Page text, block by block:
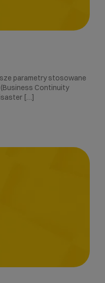
parametry stosowane
(Business Continuity
[…]